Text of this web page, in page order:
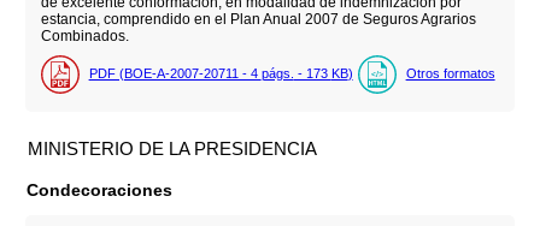
estancia, comprendido en el Plan Anual 2007 de Seguros Agrarios
Combinados.
PDF (BOE-A-2007-20711 - 4 págs. - 173 KB) Otros formatos
MINISTERIO DE LA PRESIDENCIA
Condecoraciones